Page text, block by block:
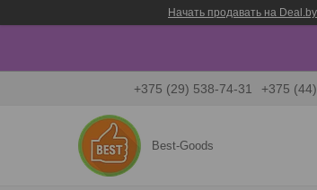
Начать продавать на Deal.by
+375 (29) 538-74-31 +375
Best-Goods